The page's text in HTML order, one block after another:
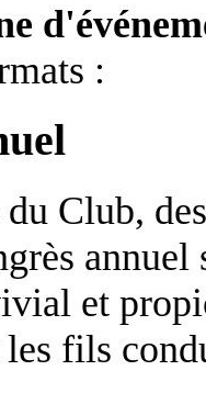
:
Club,
annuel
et
fils